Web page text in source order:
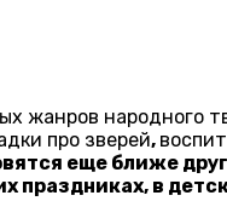
жанров народного
про зверей,
еще ближе
в